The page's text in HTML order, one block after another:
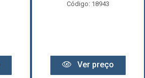
Código: 18943
Ver preço